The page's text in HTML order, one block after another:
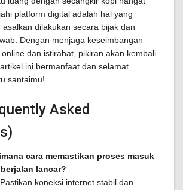
platform digital adalah hal yang
asalkan dilakukan secara bijak dan
Dengan menjaga keseimbangan
dan istirahat, pikiran akan kembali
artikel ini bermanfaat dan selamat
santaimu!
Asked
cara memastikan proses masuk
lancar?
koneksi internet stabil dan